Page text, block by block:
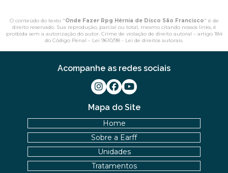
O conteúdo do texto "Onde Fazer Rpg Hérnia de Disco São Francisco" é de
direito reservado. Sua reprodução, parcial ou total, mesmo citando nossos links, é
proibida sem a autorização do autor. Crime de violação de direito autoral – artigo 184
do Código Penal – Lei 9610/98 - Lei de direitos autorais.
Mapa do Site
Home
Sobre a Earff
Unidades
Tratamentos
Acompanhe as redes sociais